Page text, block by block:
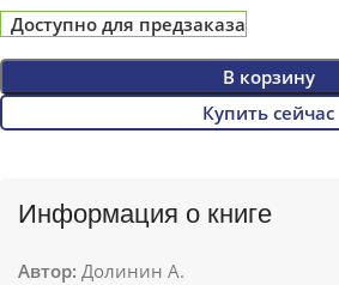
Доступно для предзаказа
В корзину
Купить сейчас
Информация о книге
Автор: Долинин А.